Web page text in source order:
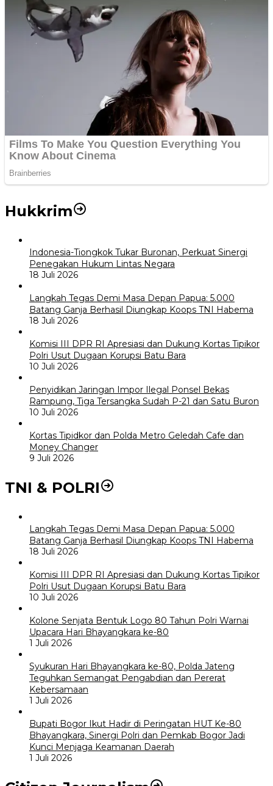
Hukkrim
Indonesia-Tiongkok Tukar Buronan, Perkuat Sinergi
Penegakan Hukum Lintas Negara
18 Juli 2026
Langkah Tegas Demi Masa Depan Papua: 5.000
Batang Ganja Berhasil Diungkap Koops TNI Habema
18 Juli 2026
Komisi III DPR RI Apresiasi dan Dukung Kortas Tipikor
Polri Usut Dugaan Korupsi Batu Bara
10 Juli 2026
Penyidikan Jaringan Impor Ilegal Ponsel Bekas
Rampung, Tiga Tersangka Sudah P-21 dan Satu Buron
10 Juli 2026
Kortas Tipidkor dan Polda Metro Geledah Cafe dan
Money Changer
9 Juli 2026
TNI & POLRI
Langkah Tegas Demi Masa Depan Papua: 5.000
Batang Ganja Berhasil Diungkap Koops TNI Habema
18 Juli 2026
Komisi III DPR RI Apresiasi dan Dukung Kortas Tipikor
Polri Usut Dugaan Korupsi Batu Bara
10 Juli 2026
Kolone Senjata Bentuk Logo 80 Tahun Polri Warnai
Upacara Hari Bhayangkara ke-80
1 Juli 2026
Syukuran Hari Bhayangkara ke-80, Polda Jateng
Teguhkan Semangat Pengabdian dan Pererat
Kebersamaan
1 Juli 2026
Bupati Bogor Ikut Hadir di Peringatan HUT Ke-80
Bhayangkara, Sinergi Polri dan Pemkab Bogor Jadi
Kunci Menjaga Keamanan Daerah
1 Juli 2026